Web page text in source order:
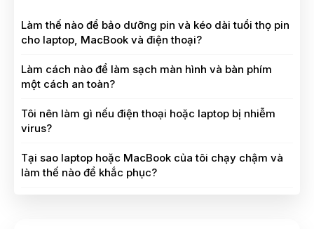
Làm thế nào để bảo dưỡng pin và kéo dài tuổi thọ pin
cho laptop, MacBook và điện thoại?
Làm cách nào để làm sạch màn hình và bàn phím
một cách an toàn?
Tôi nên làm gì nếu điện thoại hoặc laptop bị nhiễm
virus?
Tại sao laptop hoặc MacBook của tôi chạy chậm và
làm thế nào để khắc phục?